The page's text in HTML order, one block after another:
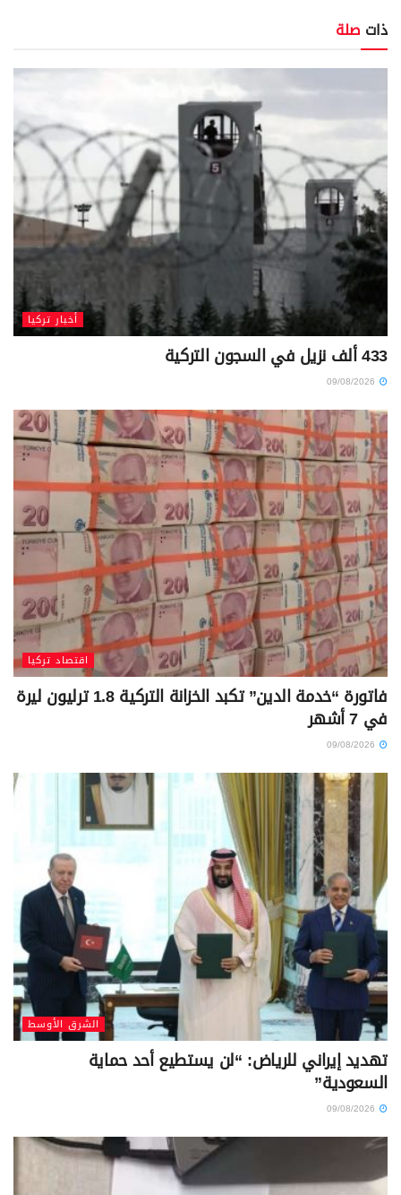
ذات صلة
أخبار تركيا
433 ألف نزيل في السجون التركية
اقتصاد تركيا
فاتورة “خدمة الدين” تكبد الخزانة التركية 1.8 ترليون ليرة
في 7 أشهر
الشرق الأوسط
تهديد إيراني للرياض: “لن يستطيع أحد حماية
السعودية”